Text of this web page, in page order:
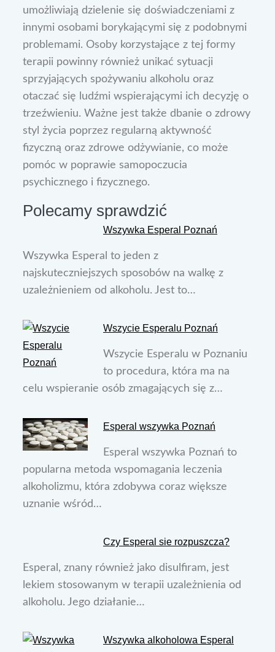
umożliwiają dzielenie się doświadczeniami z
innymi osobami borykającymi się z podobnymi
problemami. Osoby korzystające z tej formy
terapii powinny również unikać sytuacji
sprzyjających spożywaniu alkoholu oraz
otaczać się ludźmi wspierającymi ich decyzję o
trzeźwieniu. Ważne jest także dbanie o zdrowy
styl życia poprzez regularną aktywność
fizyczną oraz zdrowe odżywianie, co może
pomóc w poprawie samopoczucia
psychicznego i fizycznego.
Polecamy sprawdzić
Wszywka Esperal Poznań
Wszywka Esperal to jeden z
najskuteczniejszych sposobów na walkę z
uzależnieniem od alkoholu. Jest to…
Wszycie Esperalu Poznań
Wszycie Esperalu w Poznaniu
to procedura, która ma na
celu wspieranie osób zmagających się z…
Esperal wszywka Poznań
Esperal wszywka Poznań to
popularna metoda wspomagania leczenia
alkoholizmu, która zdobywa coraz większe
uznanie wśród…
Czy Esperal sie rozpuszcza?
Esperal, znany również jako disulfiram, jest
lekiem stosowanym w terapii uzależnienia od
alkoholu. Jego działanie…
Wszywka alkoholowa Esperal